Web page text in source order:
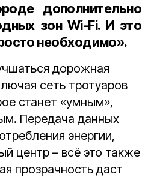
дополнительно
зон Wi-Fi. И это
необходимо».
дорожная
сеть тротуаров
станет «умным»,
Передача данных
энергии,
центр – всё это также
прозрачность даст